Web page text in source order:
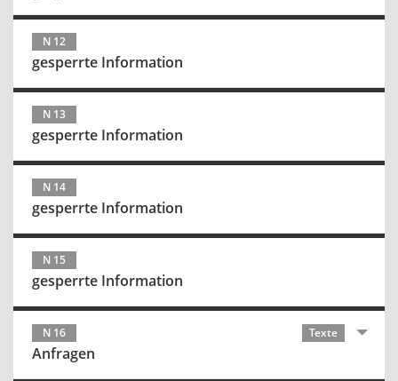
N 12
gesperrte Information
N 13
gesperrte Information
N 14
gesperrte Information
N 15
gesperrte Information
N 16 Texte
Anfragen